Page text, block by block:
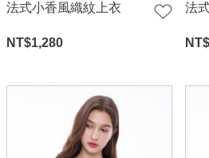
法式小香風織紋上衣
NT$1,280
法
NT$